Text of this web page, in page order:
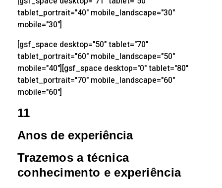
tablet_portrait="40" mobile_landscape="30"
mobile="30"]
[gsf_space desktop="50" tablet="70"
tablet_portrait="60" mobile_landscape="50"
mobile="40"][gsf_space desktop="0" tablet="80"
tablet_portrait="70" mobile_landscape="60"
mobile="60"]
11
Anos de experiência
Trazemos a técnica
conhecimento e experiência